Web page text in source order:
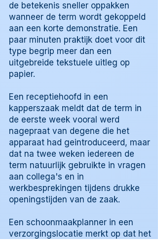
de betekenis sneller oppakken
wanneer de term wordt gekoppeld
aan een korte demonstratie. Een
paar minuten praktijk doet voor dit
type begrip meer dan een
uitgebreide tekstuele uitleg op
papier.
Een receptiehoofd in een
kapperszaak meldt dat de term in
de eerste week vooral werd
nagepraat van degene die het
apparaat had geintroduceerd, maar
dat na twee weken iedereen de
term natuurlijk gebruikte in vragen
aan collega's en in
werkbesprekingen tijdens drukke
openingstijden van de zaak.
Een schoonmaakplanner in een
verzorgingslocatie merkt op dat het